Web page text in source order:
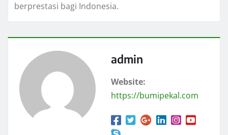
berprestasi bagi Indonesia.
admin
Website:
https://bumipekal.com